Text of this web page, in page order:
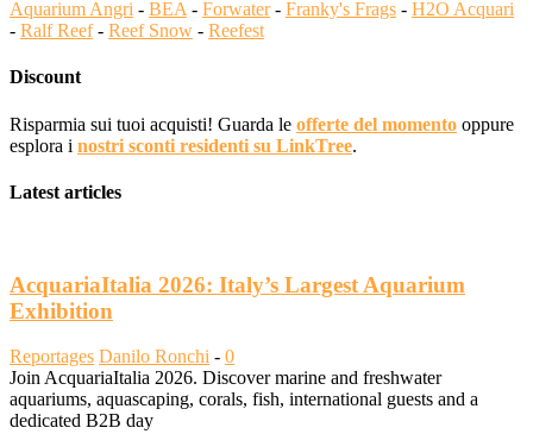
Aquarium Angri - BEA - Forwater- Franky's Frags - H2O Acquari
- Ralf Reef- Reef Snow - Reefest
Discount
Risparmia sui tuoi acquisti! Guarda le offerte del momento oppure
esplora i nostri sconti residenti su LinkTree.
Latest articles
AcquariaItalia 2026: Italy’s Largest Aquarium
Exhibition
Reportages Danilo Ronchi - 0
Join AcquariaItalia 2026. Discover marine and freshwater
aquariums, aquascaping, corals, fish, international guests and a
dedicated B2B day